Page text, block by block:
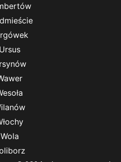
Ursus
Wola